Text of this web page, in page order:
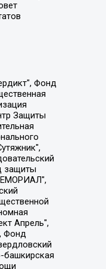
Владимирович, Петров Николай Владимирович, Пивоваров Алексей Владимирович, Соколов Михаил Владимирович, Цветкова Юлия Владимировна, Чичваркин Евгений Александрович, Комитет против пыток/Команда против пыток, Общество с ограниченной ответственностью "Первый научный", Общество с ограниченной ответственностью "Вертолет и ко", Белоцерковская Вероника Борисовна, Кац Максим Евгеньевич, Лазарева Татьяна Юрьевна, Шаведдинов Руслан Табризович, Яшин Илья Валерьевич, Общество с ограниченной ответственностью "Иноагент ААВ", Алешковский Дмитрий Петрович, Альбац Евгения Марковна, Быков Дмитрий Львович, Галямина Юлия Евгеньевна, Лойко Сергей Леонидович, Мартынов Кирилл Константинович, Медведев Сергей Александрович, Крашенинников Федор Геннадиевич, Гордеева Катерина Вл